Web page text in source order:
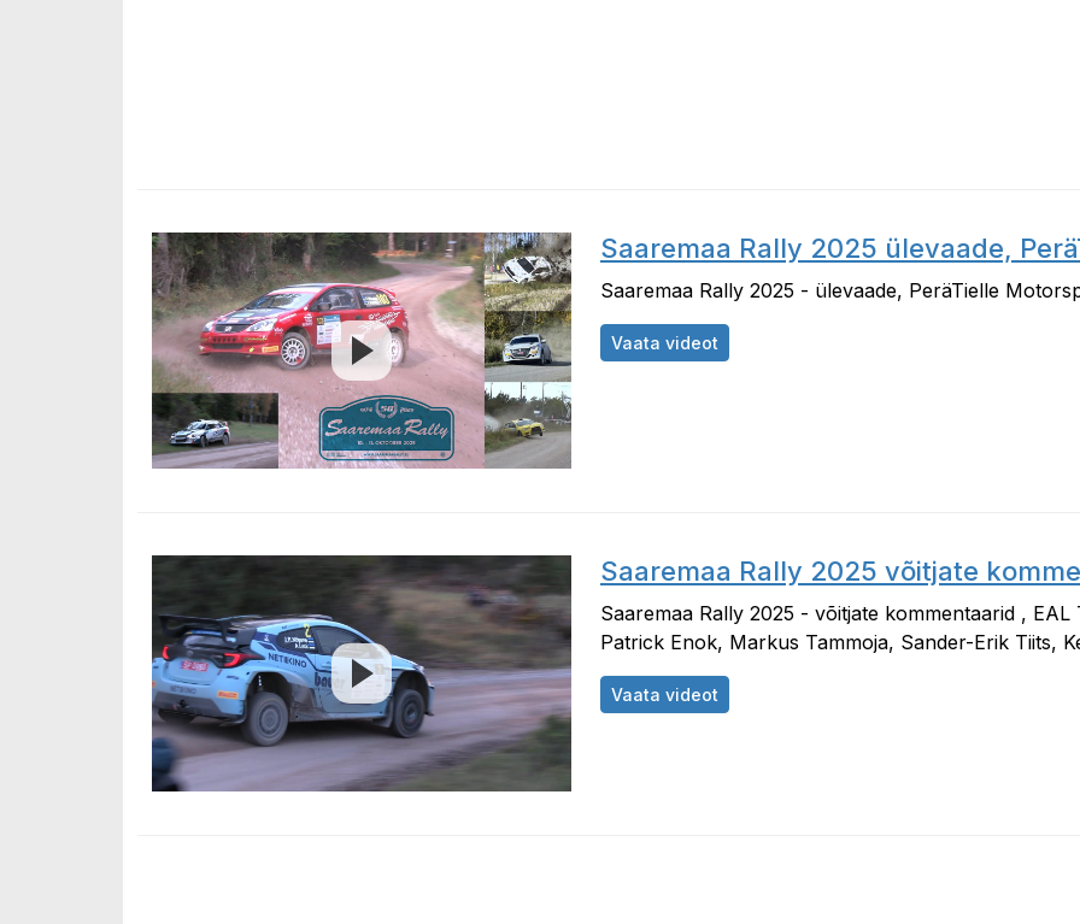
Saaremaa Rally 2025 ülevaade,
Saaremaa Rally 2025 - ülevaade, PeräTielle
Vaata videot
Saaremaa Rally 2025 võitjate
Saaremaa Rally 2025 - võitjate kommentaarid ,
Patrick Enok, Markus Tammoja, Sander-Erik Tiits,
Vaata videot